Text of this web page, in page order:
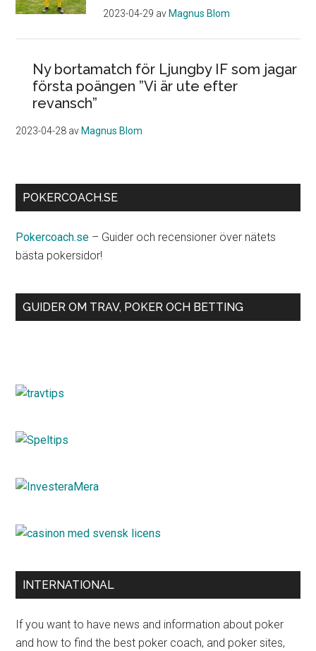
2023-04-29 av Magnus Blom
Ny bortamatch för Ljungby IF som jagar
första poängen ”Vi är ute efter
revansch”
2023-04-28 av Magnus Blom
POKERCOACH.SE
Pokercoach.se – Guider och recensioner över nätets
bästa pokersidor!
GUIDER OM TRAV, POKER OCH BETTING
INTERNATIONAL
If you want to have news and information about poker
and how to find the best poker coach, and poker sites,